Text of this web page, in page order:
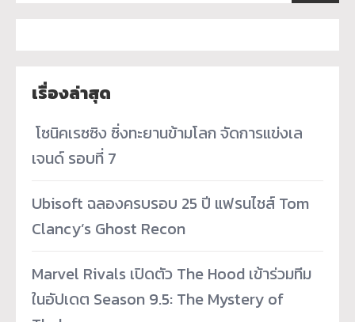
เรื่องล่าสุด
­ โซนิคเรซซิง ซิ่งทะยานข้ามโลก จัดการแข่งเล
เจนด์ รอบที่ 7
Ubisoft ฉลองครบรอบ 25 ปี แฟรนไชส์ Tom
Clancy’s Ghost Recon
Marvel Rivals เปิดตัว The Hood เข้าร่วมทีม
ในอัปเดต Season 9.5: The Mystery of